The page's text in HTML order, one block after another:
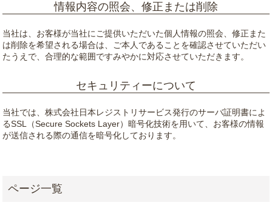
情報内容の照会、修正または削除
当社は、お客様が当社にご提供いただいた個人情報の照会、修正また
は削除を希望される場合は、ご本人であることを確認させていただい
たうえで、合理的な範囲ですみやかに対応させていただきます。
セキュリティーについて
当社では、株式会社日本レジストリサービス発行のサーバ証明書によ
るSSL（Secure Sockets Layer）暗号化技術を用いて、お客様の情報
が送信される際の通信を暗号化しております。